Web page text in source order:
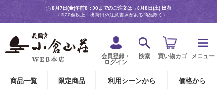
8月7日(金)午前8：00までのご注文は→8月8日(土) 出荷
（※20個以上・出荷日の注意書きがある商品除く）
会員登録・
ログイン
検索 買い物カゴ メニュー
商品一覧 限定商品 利用シーンから 価格から